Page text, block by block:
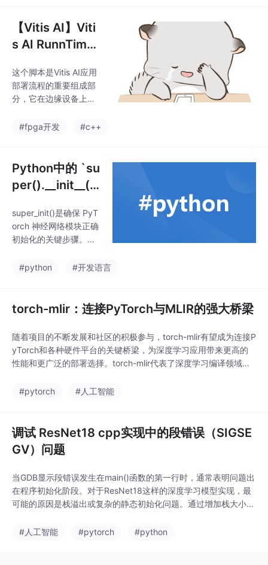
(SFP)，旨在结合低精度
和共享指数方案的优
势。此外，我们对多种
结果表明，该格式可用
于直接量化全精度模
型，并且无需微调即可
（±1%）。块中的每个
号、尾数部分，其中
【Vitis AI】Viti
s AI RunnTime
安装脚本分析
这个脚本是Vitis AI应用
部署流程的重要组成部
分，它在边缘设备上安
使设备能够执行使用Viti
使用Vitis AI开发和优化
的深度学习应用程序，
充分利用Xilinx硬件加速
通过这种方式，开发者
可以充分利用PC的强大
计算能力进行开发，同
备上高效运行，实现高
#fpga开发 #c++
Python中的 `su
per().__init__()`
super_init()是确保 PyT
orch 神经网络模块正确
初始化的关键步骤。它
初始化方法，设置必要
Python 3 中，推荐使用
更简洁的语法。无论使
用哪种形式，确保在每
个继承自nn.Module的
类的__init__方法中调用
它，这是构建正确功能
础。简单来说，这行代
#python #开发语言
torch-mlir：连接PyTorch与MLIR的强大桥梁
随着项目的不断发展和社区的积极参与，torch-mlir有望成为连接P
yTorch和各种硬件平台的关键桥梁，为深度学习应用带来更高的
性能和更广泛的部署选择。torch-mlir代表了深度学习编译领域的
合起来，为模型部署提供了一个高效的路径。通过将PyTorch的灵
#pytorch #人工智能
调试 ResNet18 cpp实现中的段错误（SIGSE
GV）问题
当GDB显示段错误发生在main()函数的第一行时，通常表明问题出
在程序初始化阶段。对于ResNet18这样的深度学习模型实现，最
可能的原因是栈溢出或复杂的静态初始化问题。通过增加栈大小、
码，您应该能够找到并解决这个问题。如果问题依然存在，建议使
#人工智能 #pytorch #python